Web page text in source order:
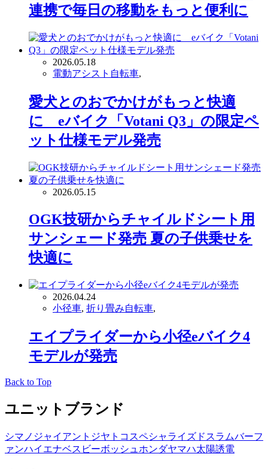
連携で毎日の移動をもっと便利に
2026.05.18
電動アシスト自転車,
愛犬とのおでかけがもっと快適
に eバイク「Votani Q3」の限定ペ
ット仕様モデル発売
2026.05.15
OGK技研からチャイルドシート用
サンシェード発売 夏の子供乗せを
快適に
2026.04.24
小径車, 折り畳み自転車,
エイプライダーから小径eバイク4
モデルが発売
Back to Top
ユニットブランド
シマノ ジャイアント ジヤトコ スペシャライズド スラムバーフ
ァンハイエナベスビーボッシュ ホンダヤマハ太陽誘電